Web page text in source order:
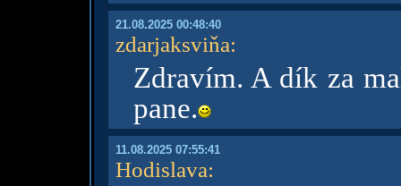
21.08.2025 00:48:40
zdarjaksviňa:
Zdravím. A dík za
pane.
11.08.2025 07:55:41
Hodislava: